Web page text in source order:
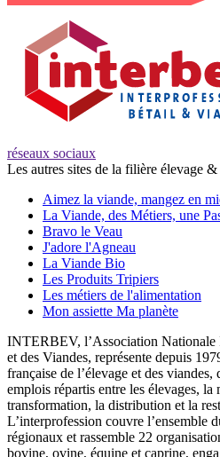
réseaux sociaux
Les autres sites de la filière élevage
Aimez la viande, mangez en
La Viande, des Métiers, une
Bravo le Veau
J'adore l'Agneau
La Viande Bio
Les Produits Tripiers
Les métiers de l'alimentation
Mon assiette Ma planète
INTERBEV, l’Association Nationale
et des Viandes, représente depuis
française de l’élevage et des
emplois répartis entre les élevages, la
transformation, la distribution et la
L’interprofession couvre l’ensemble
régionaux et rassemble 22
bovine, ovine, équine et caprine,